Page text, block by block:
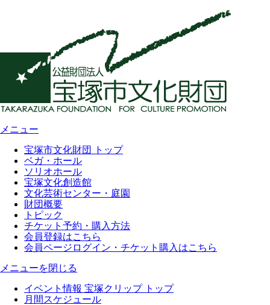
メニュー
宝塚市文化財団 トップ
ベガ・ホール
ソリオホール
宝塚文化創造館
文化芸術センター・庭園
財団概要
トピック
チケット予約・購入方法
会員登録はこちら
会員ページログイン・チケット購入はこちら
メニューを閉じる
イベント情報 宝塚クリップ トップ
月間スケジュール